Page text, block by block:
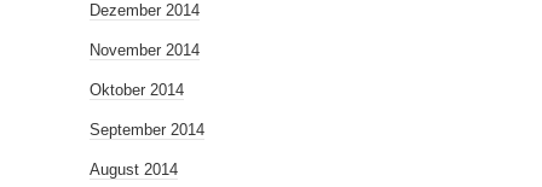
Dezember 2014
November 2014
Oktober 2014
September 2014
August 2014